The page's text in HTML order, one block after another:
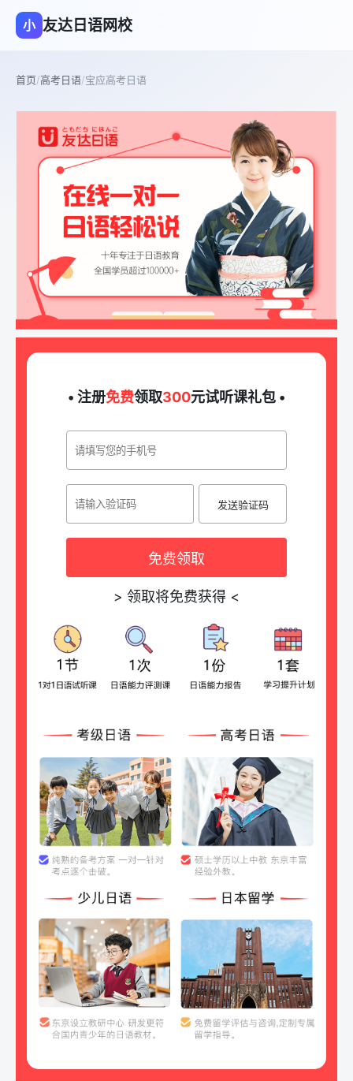
小 友达日语网校
首页/高考日语/宝应高考日语
• 注册免费领取300元试听课礼包 •
发送验证码
免费领取
> 领取将免费获得 <